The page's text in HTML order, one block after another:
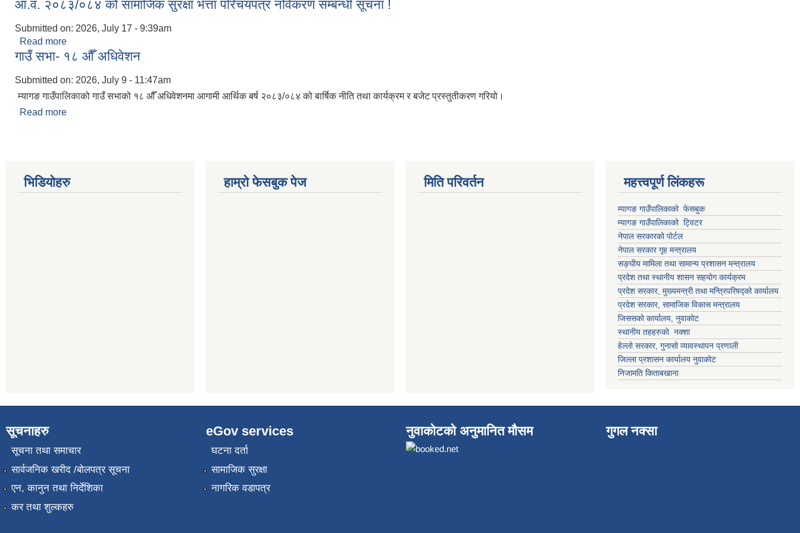
आ.व. २०८३/०८४ को सामाजिक सुरक्षा भत्ता परिचयपत्र नविकरण सम्बन्धी सूचना !
Submitted on: 2026, July 17 - 9:39am
Read more
गाउँ सभा- १८ औँ अधिवेशन
Submitted on: 2026, July 9 - 11:47am
म्यागङ गाउँपालिकाको गाउँ सभाको १८ औँ अधिवेशनमा आगामी आर्थिक बर्ष २०८३/०८४ को बार्षिक नीति तथा कार्यक्रम र बजेट प्रस्तुतीकरण गरियो।
Read more
भिडियोहरु हाम्रो फेसबुक पेज मिति परिवर्तन महत्त्वपूर्ण लिंकहरू
म्यागङ गाउँपालिकाको फेसबुक
म्यागङ गाउँपालिकाको ट्विटर
नेपाल सरकारको पोर्टल
नेपाल सरकार गृह मन्त्रालय
सङ्घीय मामिला तथा सामान्य प्रशासन मन्त्रालय
प्रदेश तथा स्थानीय शासन सहयोग कार्यक्रम
प्रदेश सरकार, मुख्यमन्त्री तथा मन्त्रिपरिषद्को कार्यालय
प्रदेश सरकार, सामाजिक विकास मन्त्रालय
जिससको कार्यालय, नुवाकोट
स्थानीय तहहरुको नक्शा
हेल्लो सरकार, गुनासो व्यावस्थापन प्रणाली
जिल्ला प्रशासन कार्यालय नुवाकोट
निजामति किताबखाना
सूचनाहरु
सूचना तथा समाचार
सार्वजनिक खरीद /बोलपत्र सूचना
एन, कानुन तथा निर्देशिका
कर तथा शुल्कहरु
eGov services
घटना दर्ता
सामाजिक सुरक्षा
नागरिक वडापत्र
नुवाकोटको अनुमानित मौसम गुगल नक्सा